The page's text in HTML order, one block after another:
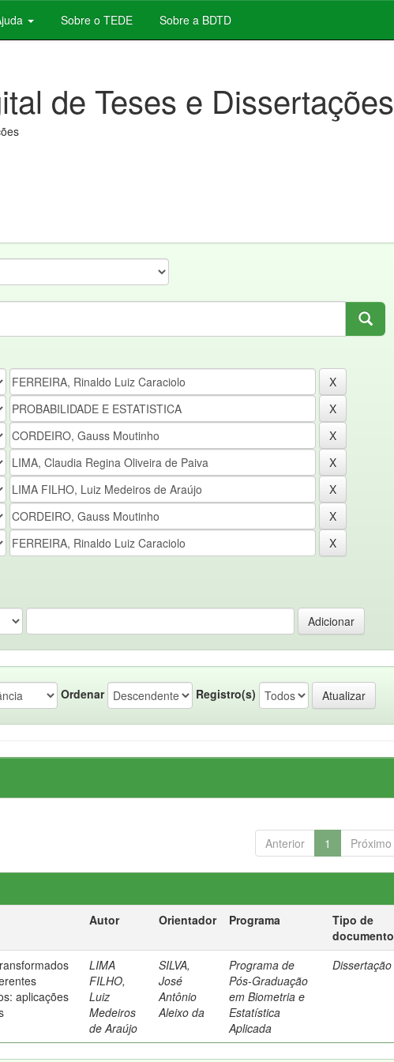
Sobre o TEDE Sobre a BDTD
de Teses e Dissertações
Ordenar Registro(s)
Anterior 1 Próximo
Autor Orientador Programa
Tipo de
documento
aplicações
LIMA
FILHO,
Luiz
Medeiros
de Araújo
SILVA,
José
Antônio
Aleixo da
Programa de
Pós-Graduação
em Biometria e
Estatística
Aplicada
Dissertação